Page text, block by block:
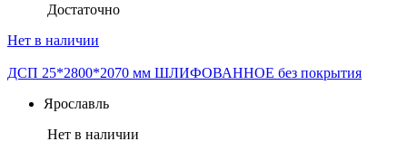
Достаточно
Нет в наличии
ДСП 25*2800*2070 мм ШЛИФОВАННОЕ без покрытия
Ярославль
Нет в наличии